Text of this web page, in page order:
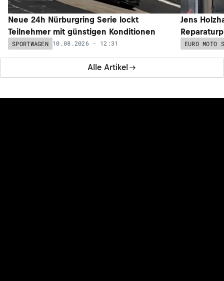
Alle Artikel
Neue 24h Nürburgring Serie lockt
Teilnehmer mit günstigen Konditionen
SPORTWAGEN 10.08.2026 - 12:31
Jens
EURO MOTO